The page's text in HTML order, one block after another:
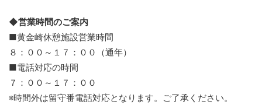
◆営業時間のご案内
■黄金崎休憩施設営業時間
８：００～１７：００（通年）
■電話対応の時間
７：００～１７：００
※時間外は留守番電話対応となります。ご了承ください。